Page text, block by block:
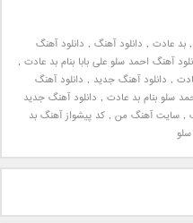
, بد عادت , دانلود آهنگ , دانلود آهنگ
آهنگ احمد سلو علی بابا بنام بد عادت ,
, دانلود آهنگ جدید , دانلود آهنگ
سلو بنام بد عادت , دانلود آهنگ جدید
, سایت آهنگ من , کد پیشواز آهنگ بد